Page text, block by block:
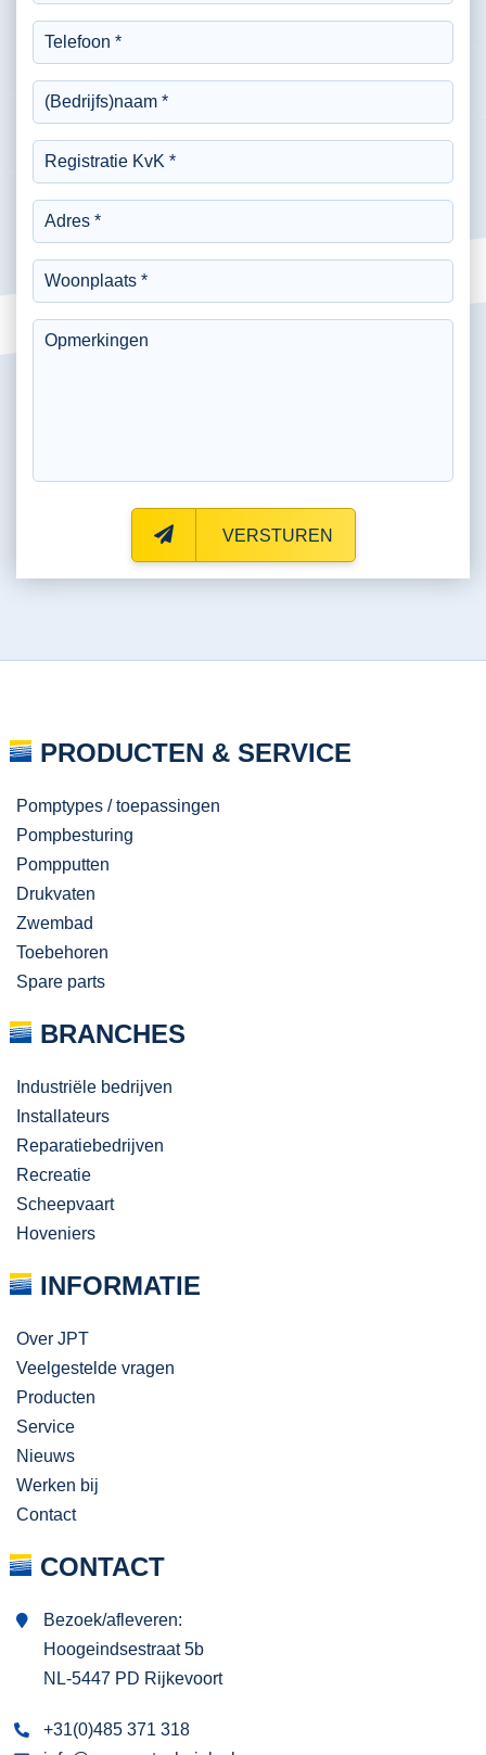
VERSTUREN
PRODUCTEN & SERVICE
Pomptypes / toepassingen
Pompbesturing
Pompputten
Drukvaten
Zwembad
Toebehoren
Spare parts
BRANCHES
Industriële bedrijven
Installateurs
Reparatiebedrijven
Recreatie
Scheepvaart
Hoveniers
INFORMATIE
Over JPT
Veelgestelde vragen
Producten
Service
Nieuws
Werken bij
Contact
CONTACT
Bezoek/afleveren:
Hoogeindsestraat 5b
NL-5447 PD Rijkevoort
+31(0)485 371 318